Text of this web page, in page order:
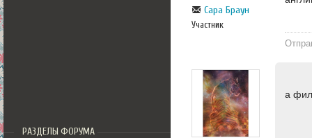
РАЗДЕЛЫ ФОРУМА
Сара Браун
Участник
а